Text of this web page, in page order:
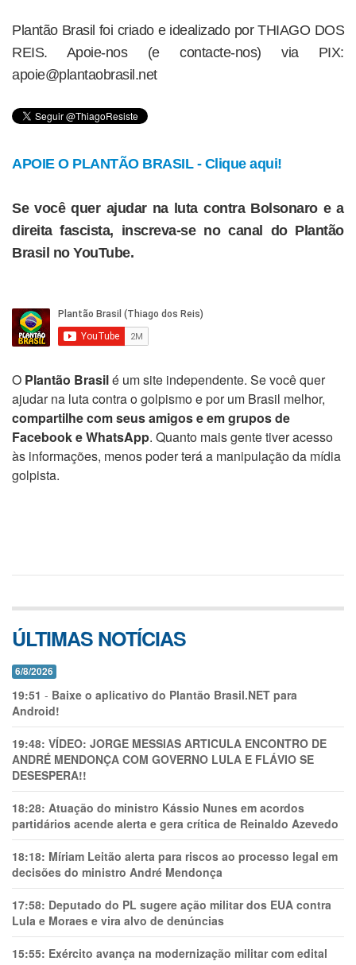
Plantão Brasil foi criado e idealizado por THIAGO DOS
REIS. Apoie-nos (e contacte-nos) via PIX:
apoie@plantaobrasil.net
APOIE O PLANTÃO BRASIL - Clique aqui!
Se você quer ajudar na luta contra Bolsonaro e a
direita fascista, inscreva-se no canal do Plantão
Brasil no YouTube.
O Plantão Brasilé um site independente. Se você quer
ajudar na luta contra o golpismo e por um Brasil melhor,
compartilhe com seus amigos e em grupos de
Facebook e WhatsApp. Quanto mais gente tiver acesso
às informações, menos poder terá a manipulação da mídia
golpista.
ÚLTIMAS NOTÍCIAS
6/8/2026
19:51 - Baixe o aplicativo do Plantão Brasil.NET para
Android!
19:48: VÍDEO: JORGE MESSIAS ARTICULA ENCONTRO DE
ANDRÉ MENDONÇA COM GOVERNO LULA E FLÁVIO SE
DESESPERA!!
18:28: Atuação do ministro Kássio Nunes em acordos
partidários acende alerta e gera crítica de Reinaldo Azevedo
18:18: Míriam Leitão alerta para riscos ao processo legal em
decisões do ministro André Mendonça
17:58: Deputado do PL sugere ação militar dos EUA contra
Lula e Moraes e vira alvo de denúncias
15:55: Exército avança na modernização militar com edital